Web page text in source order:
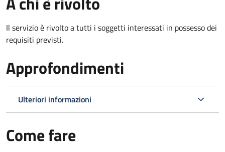
Il servizio è rivolto a tutti i soggetti interessati in possesso dei
requisiti previsti.
Approfondimenti
Ulteriori informazioni
Come fare